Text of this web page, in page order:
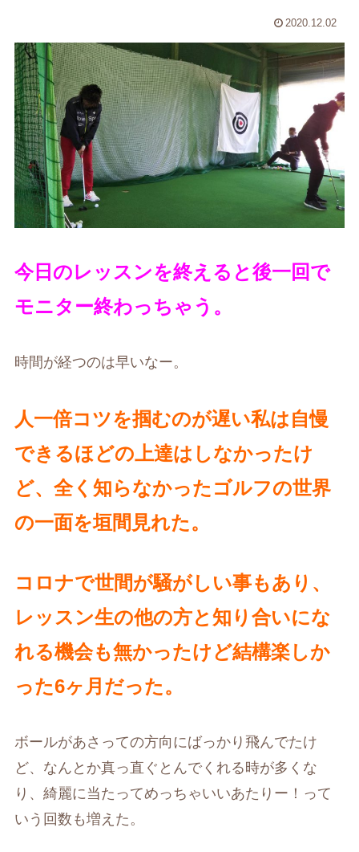
2020.12.02
今日のレッスンを終えると後一回で
モニター終わっちゃう。
時間が経つのは早いなー。
人一倍コツを掴むのが遅い私は自慢
できるほどの上達はしなかったけ
ど、全く知らなかったゴルフの世界
の一面を垣間見れた。
コロナで世間が騒がしい事もあり、
レッスン生の他の方と知り合いにな
れる機会も無かったけど結構楽しか
った6ヶ月だった。
ボールがあさっての方向にばっかり飛んでたけ
ど、なんとか真っ直ぐとんでくれる時が多くな
り、綺麗に当たってめっちゃいいあたりー！って
いう回数も増えた。